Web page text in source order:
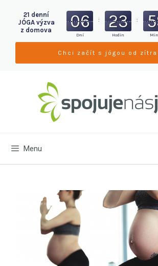
Menu
21 denní
JÓGA výzva
z domova
06
Dní
: 23
Hodin
:
Chci začít s jógou od zítra